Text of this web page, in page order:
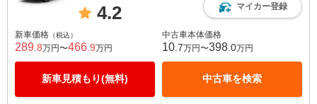
4.2 マイカー登録
新車価格 （税込）
289 .8万円〜466 .9万円
新車見積もり(無料)
中古車本体価格
10 .7万円〜398 .0万円
中古車を検索